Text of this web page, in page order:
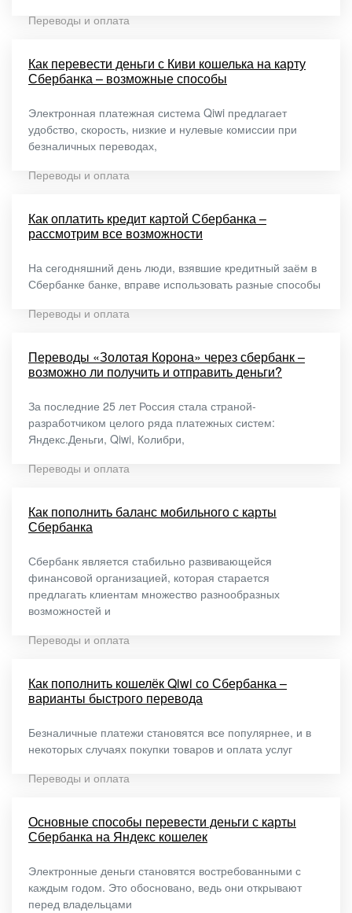
Переводы и оплата
Как перевести деньги с Киви кошелька на карту
Сбербанка – возможные способы
Электронная платежная система Qiwi предлагает
удобство, скорость, низкие и нулевые комиссии при
безналичных переводах,
Переводы и оплата
Как оплатить кредит картой Сбербанка –
рассмотрим все возможности
На сегодняшний день люди, взявшие кредитный заём в
Сбербанке банке, вправе использовать разные способы
Переводы и оплата
Переводы «Золотая Корона» через сбербанк –
возможно ли получить и отправить деньги?
За последние 25 лет Россия стала страной-
разработчиком целого ряда платежных систем:
Яндекс.Деньги, Qiwi, Колибри,
Переводы и оплата
Как пополнить баланс мобильного с карты
Сбербанка
Сбербанк является стабильно развивающейся
финансовой организацией, которая старается
предлагать клиентам множество разнообразных
возможностей и
Переводы и оплата
Как пополнить кошелёк Qiwi со Сбербанка –
варианты быстрого перевода
Безналичные платежи становятся все популярнее, и в
некоторых случаях покупки товаров и оплата услуг
Переводы и оплата
Основные способы перевести деньги с карты
Сбербанка на Яндекс кошелек
Электронные деньги становятся востребованными с
каждым годом. Это обосновано, ведь они открывают
перед владельцами